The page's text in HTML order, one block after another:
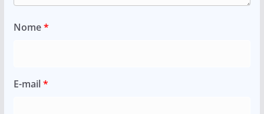
Nome*
E-mail*